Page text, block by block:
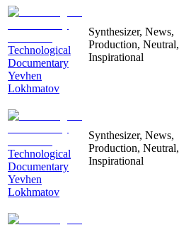
Technological
Documentary
Yevhen
Lokhmatov
Synthesizer, News,
Production, Neutral,
Inspirational
Technological
Documentary
Yevhen
Lokhmatov
Synthesizer, News,
Production, Neutral,
Inspirational